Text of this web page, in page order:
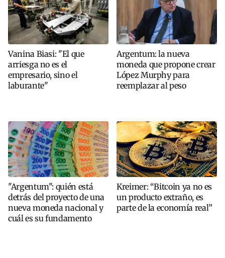
Vanina Biasi: "El que
arriesga no es el
empresario, sino el
laburante"
Argentum: la nueva
moneda que propone crear
López Murphy para
reemplazar al peso
"Argentum": quién está
detrás del proyecto de una
nueva moneda nacional y
cuál es su fundamento
Kreimer: “Bitcoin ya no es
un producto extraño, es
parte de la economía real”